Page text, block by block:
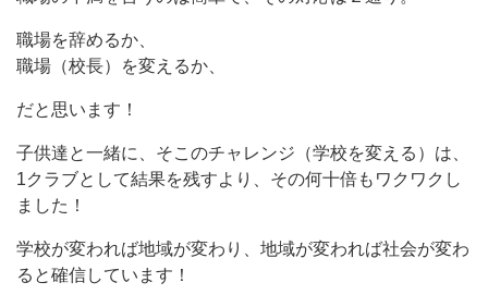
職場を辞めるか、
職場（校長）を変えるか、
だと思います！
子供達と一緒に、そこのチャレンジ（学校を変える）は、
1クラブとして結果を残すより、その何十倍もワクワクし
ました！
学校が変われば地域が変わり、地域が変われば社会が変わ
ると確信しています！